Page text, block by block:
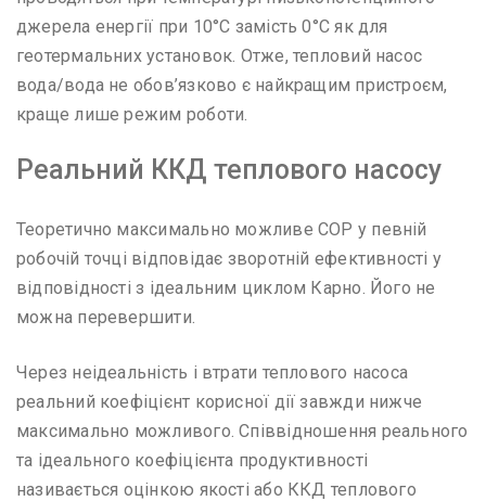
джерела енергії при 10°C замість 0°C як для
геотермальних установок. Отже, тепловий насос
вода/вода не обов’язково є найкращим пристроєм,
краще лише режим роботи.
Реальний ККД теплового насосу
Теоретично максимально можливе COP у певній
робочій точці відповідає зворотній ефективності у
відповідності з ідеальним циклом Карно. Його не
можна перевершити.
Через неідеальність і втрати теплового насоса
реальний коефіцієнт корисної дії завжди нижче
максимально можливого. Співвідношення реального
та ідеального коефіцієнта продуктивності
називається оцінкою якості або ККД теплового